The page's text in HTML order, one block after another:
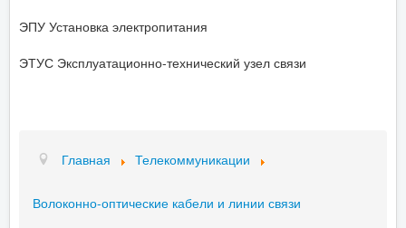
ЭПУ Установка электропитания
ЭТУС Эксплуатационно-технический узел связи
Главная Телекоммуникации
Волоконно-оптические кабели и линии связи